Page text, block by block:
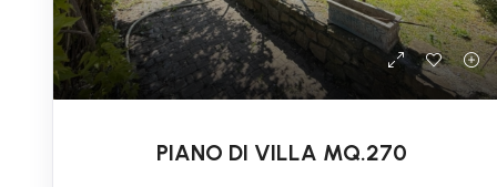
PIANO DI VILLA MQ.270